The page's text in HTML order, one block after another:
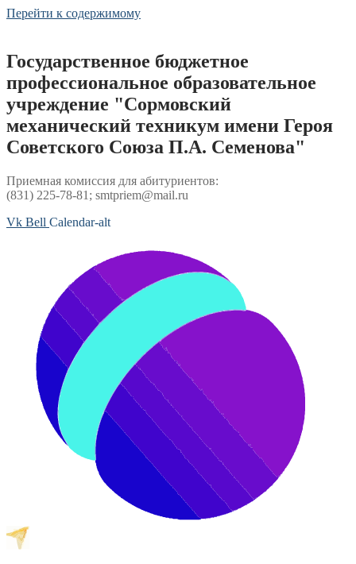
Перейти к содержимому
Государственное бюджетное
профессиональное образовательное
учреждение "Сормовский
механический техникум имени Героя
Советского Союза П.А. Семенова"
Приемная комиссия для абитуриентов:
(831) 225-78-81; smtpriem@mail.ru
Vk Bell Calendar-alt